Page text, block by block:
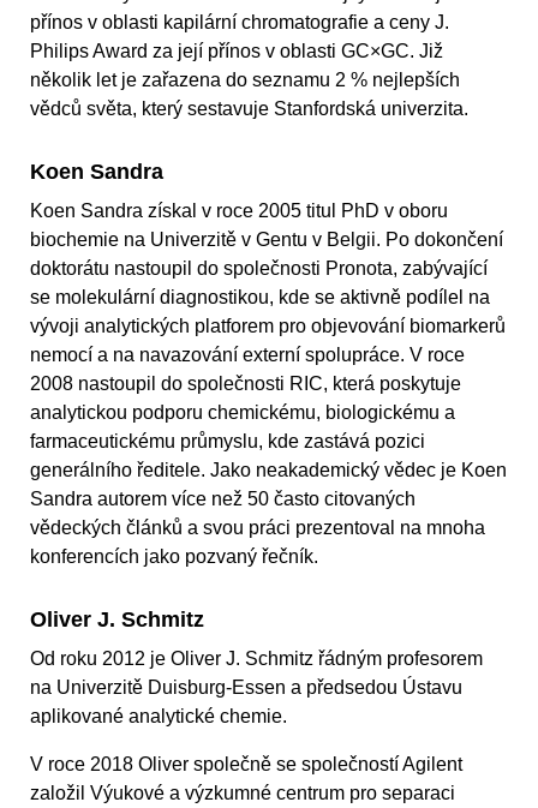
přínos v oblasti kapilární chromatografie a ceny J.
Philips Award za její přínos v oblasti GC×GC. Již
několik let je zařazena do seznamu 2 % nejlepších
vědců světa, který sestavuje Stanfordská univerzita.
Koen Sandra
Koen Sandra získal v roce 2005 titul PhD v oboru
biochemie na Univerzitě v Gentu v Belgii. Po dokončení
doktorátu nastoupil do společnosti Pronota, zabývající
se molekulární diagnostikou, kde se aktivně podílel na
vývoji analytických platforem pro objevování biomarkerů
nemocí a na navazování externí spolupráce. V roce
2008 nastoupil do společnosti RIC, která poskytuje
analytickou podporu chemickému, biologickému a
farmaceutickému průmyslu, kde zastává pozici
generálního ředitele. Jako neakademický vědec je Koen
Sandra autorem více než 50 často citovaných
vědeckých článků a svou práci prezentoval na mnoha
konferencích jako pozvaný řečník.
Oliver J. Schmitz
Od roku 2012 je Oliver J. Schmitz řádným profesorem
na Univerzitě Duisburg-Essen a předsedou Ústavu
aplikované analytické chemie.
V roce 2018 Oliver společně se společností Agilent
založil Výukové a výzkumné centrum pro separaci